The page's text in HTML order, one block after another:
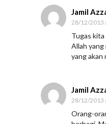
Jamil
28/12/2013
Tugas kita
Allah
yang akan
Jamil
28/12/2013
Orang-